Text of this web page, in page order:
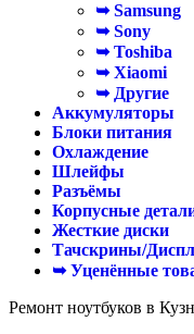
➥ Samsung
➥ Sony
➥ Toshiba
➥ Xiaomi
➥ Другие
Аккумуляторы
Блоки питания
Охлаждение
Шлейфы
Разъёмы
Корпусные
Жесткие диски
Тачскрины/
➥ Уценённые
Ремонт ноутбуков в